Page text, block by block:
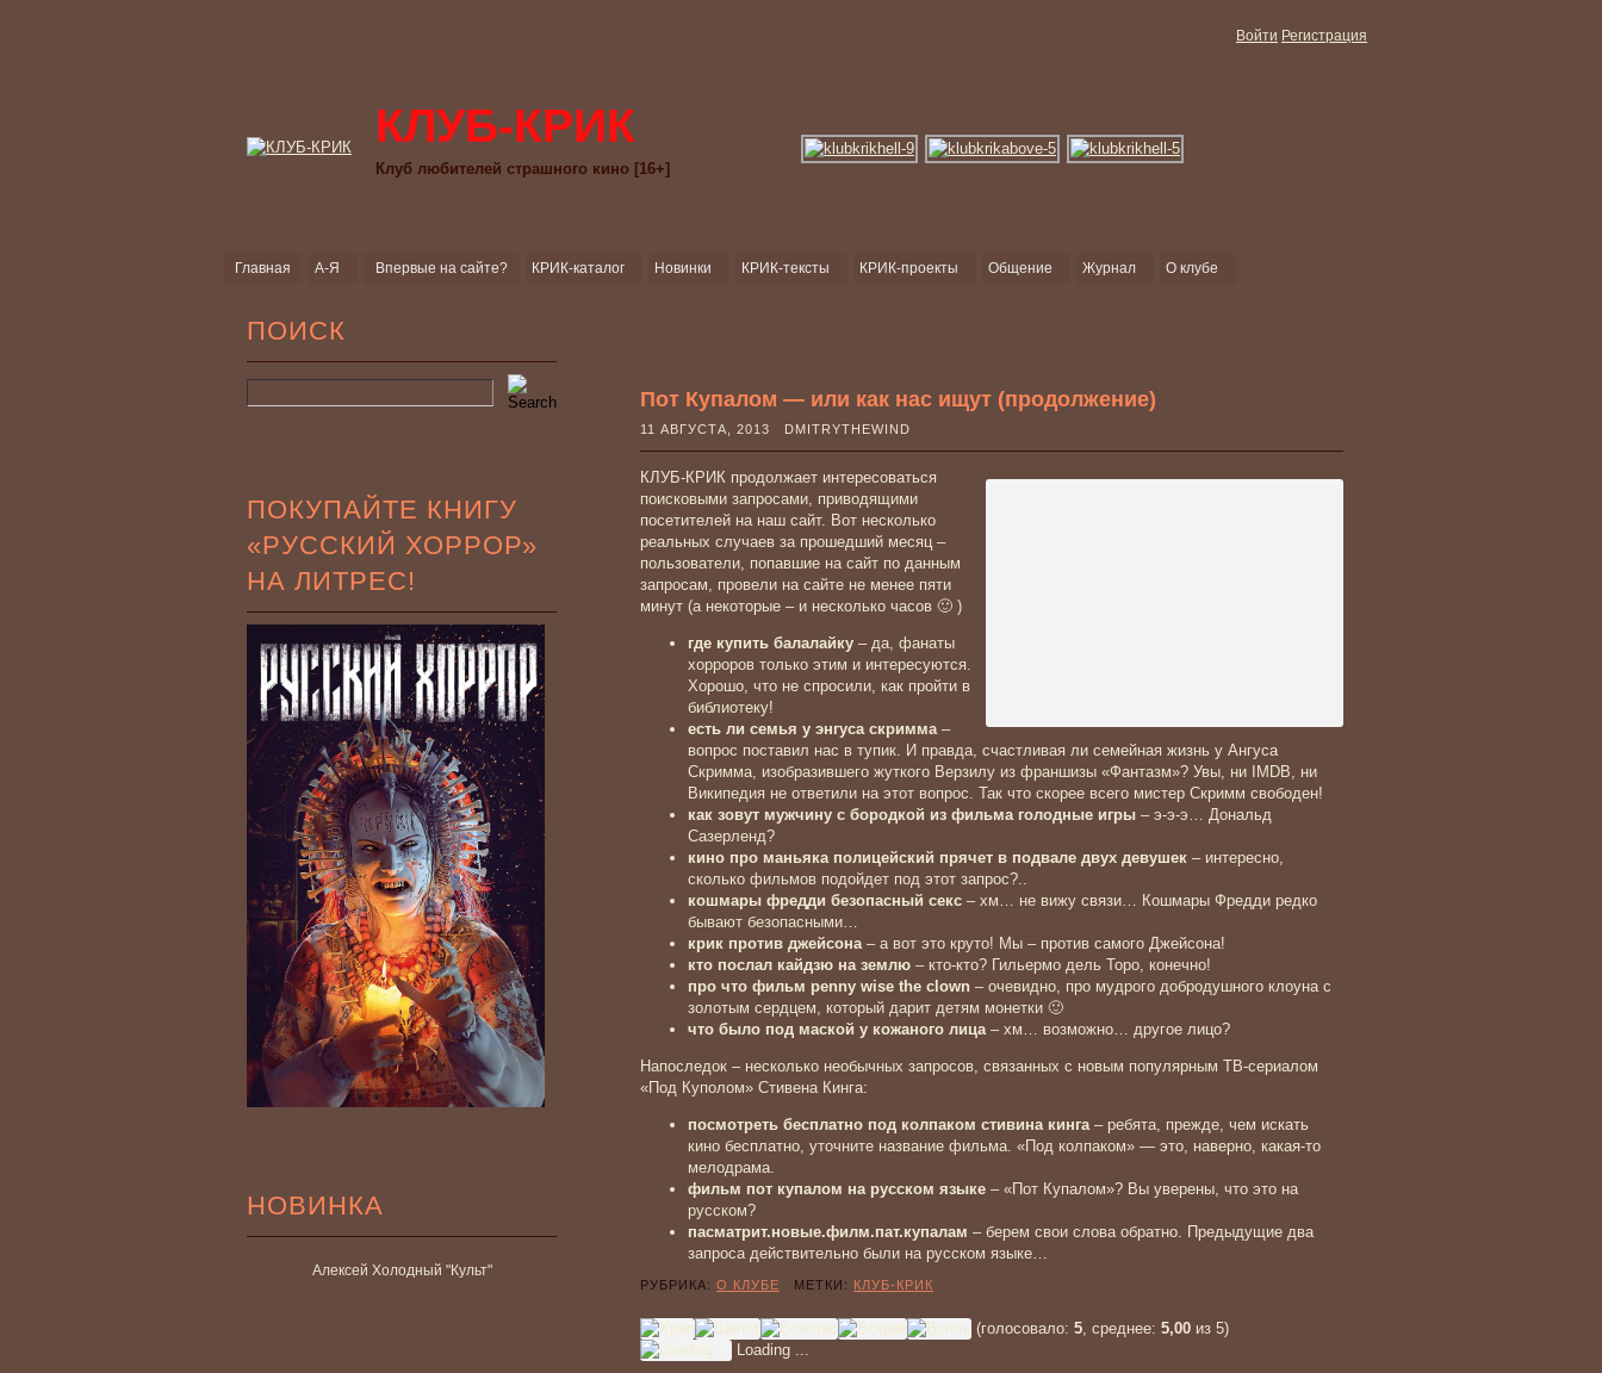
Войти Регистрация
КЛУБ-КРИК
Клуб любителей страшного кино [16+]
Главная А-Я Впервые на сайте? КРИК-каталог Новинки КРИК-тексты КРИК-проекты Общение Журнал О клубе
ПОИСК
ПОКУПАЙТЕ КНИГУ
«РУССКИЙ ХОРРОР»
НА ЛИТРЕС!
НОВИНКА
Алексей Холодный "Культ"
Пот Купалом — или как нас ищут (продолжение)
11 АВГУСТА, 2013 DMITRYTHEWIND
КЛУБ-КРИК продолжает интересоваться
поисковыми запросами, приводящими
посетителей на наш сайт. Вот несколько
реальных случаев за прошедший месяц –
пользователи, попавшие на сайт по данным
запросам, провели на сайте не менее пяти
минут (а некоторые – и несколько часов 🙂 )
где купить балалайку – да, фанаты
хорроров только этим и интересуются.
Хорошо, что не спросили, как пройти в
библиотеку!
есть ли семья у энгуса скримма–
вопрос поставил нас в тупик. И правда, счастливая ли семейная жизнь у Ангуса
Скримма, изобразившего жуткого Верзилу из франшизы «Фантазм»? Увы, ни IMDB, ни
Википедия не ответили на этот вопрос. Так что скорее всего мистер Скримм свободен!
как зовут мужчину с бородкой из фильма голодные игры – э-э-э… Дональд
Сазерленд?
кино про маньяка полицейский прячет в подвале двух девушек – интересно,
сколько фильмов подойдет под этот запрос?..
кошмары фредди безопасный секс – хм… не вижу связи… Кошмары Фредди редко
бывают безопасными…
крик против джейсона– а вот это круто! Мы – против самого Джейсона!
кто послал кайдзю на землю – кто-кто? Гильермо дель Торо, конечно!
про что фильм penny wise the clown – очевидно, про мудрого добродушного клоуна с
золотым сердцем, который дарит детям монетки 🙂
что было под маской у кожаного лица– хм… возможно… другое лицо?
Напоследок – несколько необычных запросов, связанных с новым популярным ТВ-сериалом
«Под Куполом» Стивена Кинга:
посмотреть бесплатно под колпаком стивина кинга– ребята, прежде, чем искать
кино бесплатно, уточните название фильма. «Под колпаком» — это, наверно, какая-то
мелодрама.
фильм пот купалом на русском языке – «Пот Купалом»? Вы уверены, что это на
русском?
пасматрит.новые.филм.пат.купалам – берем свои слова обратно. Предыдущие два
запроса действительно были на русском языке…
РУБРИКА: О КЛУБЕ МЕТКИ: КЛУБ-КРИК
(голосовало: 5, среднее: 5,00 из 5)
Loading ...